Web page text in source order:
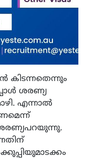
കിടന്നതെന്നും
ശരണ്യ
എന്നാല്‍